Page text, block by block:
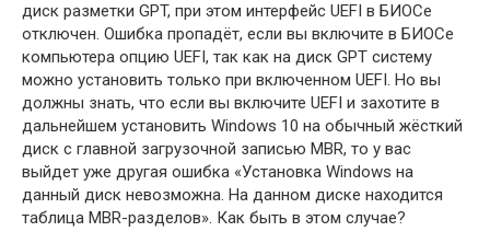
диск разметки GPT, при этом интерфейс UEFI в БИОСе
отключен. Ошибка пропадёт, если вы включите в БИОСе
компьютера опцию UEFI, так как на диск GPT систему
можно установить только при включенном UEFI. Но вы
должны знать, что если вы включите UEFI и захотите в
дальнейшем установить Windows 10 на обычный жёсткий
диск с главной загрузочной записью MBR, то у вас
выйдет уже другая ошибка «Установка Windows на
данный диск невозможна. На данном диске находится
таблица MBR-разделов». Как быть в этом случае?